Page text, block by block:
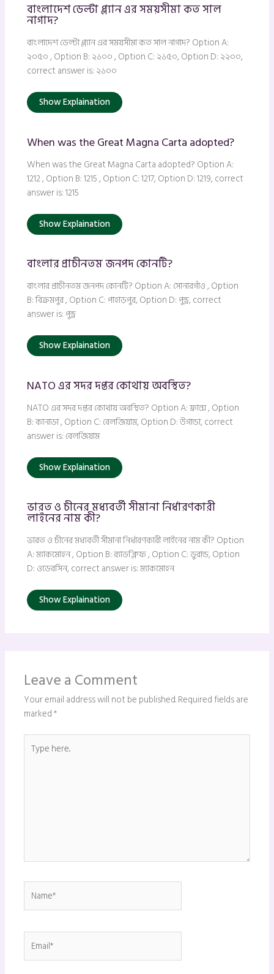
বাংলাদেশ ডেল্টা প্ল্যান এর সময়সীমা কত সাল
নাগাদ?
বাংলাদেশ ডেল্টা প্ল্যান এর সময়সীমা কত সাল নাগাদ? Option A:
২০৫০ , Option B: ২১০০ , Option C: ২১৫০, Option D: ২২০০,
correct answer is: ২১০০
Show Explaination
When was the Great Magna Carta adopted?
When was the Great Magna Carta adopted? Option A:
1212 , Option B: 1215 , Option C: 1217, Option D: 1219, correct
answer is: 1215
Show Explaination
বাংলার প্রাচীনতম জনপদ কোনটি?
বাংলার প্রাচীনতম জনপদ কোনটি? Option A: সোনারগাঁও , Option
B: বিক্রমপুর , Option C: পাহাড়পুর, Option D: পুন্ড্র, correct
answer is: পুন্ড্র
Show Explaination
NATO এর সদর দপ্তর কোথায় অবস্থিত?
NATO এর সদর দপ্তর কোথায় অবস্থিত? Option A: ফ্রান্স , Option
B: কানাডা , Option C: বেলজিয়াম, Option D: উগান্ডা, correct
answer is: বেলজিয়াম
Show Explaination
ভারত ও চীনের মধ্যবর্তী সীমানা নির্ধারণকারী
লাইনের নাম কী?
ভারত ও চীনের মধ্যবর্তী সীমানা নির্ধারণকারী লাইনের নাম কী? Option
A: ম্যাকমোহন , Option B: র‍্যাডক্লিফ , Option C: ডুরান্ড, Option
D: ওডেরসিন, correct answer is: ম্যাকমোহন
Show Explaination
Leave a Comment
Your email address will not be published.Required fields are
marked*
here..